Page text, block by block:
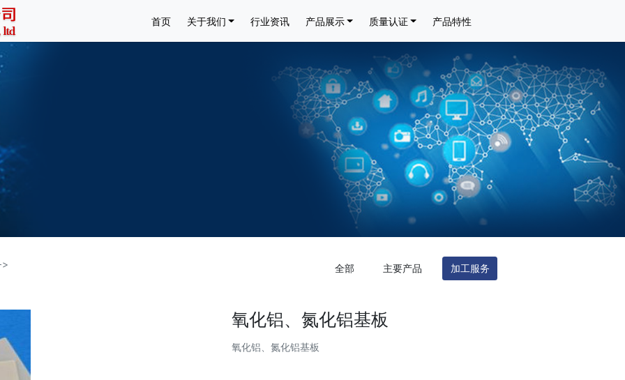
首页 关于我们 行业资讯 产品展示 质量认证 产品特性
> 全部 主要产品 加工服务
氧化铝、氮化铝基板
氧化铝、氮化铝基板